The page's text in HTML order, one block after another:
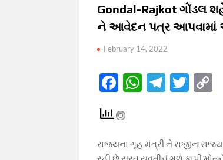
Gondal-Rajkot ગોંડલ
ને આવેદન પત્ર આપવામાં
February 14, 2022
F
e
b
W
s
T
gr
T
er y
રાજ્યના ગૃહ મંત્રી ને